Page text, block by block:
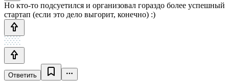
Но кто-то подсуетился и организовал гораздо более успешный
стартап (если это дело выгорит, конечно) :)
Ответить